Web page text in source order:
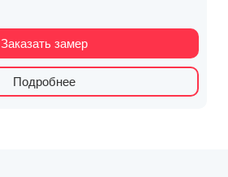
Заказать замер
Подробнее